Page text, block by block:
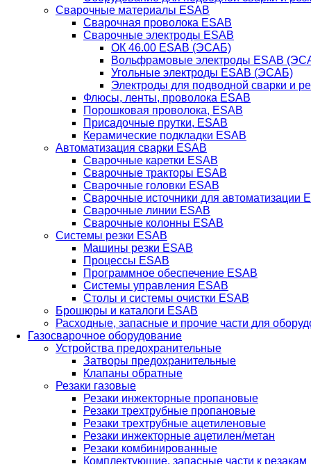
Сварочные материалы ESAB
Сварочная проволока ESAB
Сварочные электроды ESAB
ОК 46.00 ESAB (ЭСАБ)
Вольфрамовые электроды ESAB
Угольные электроды ESAB (ЭСАБ)
Электроды для подводной сварки и
Флюсы, ленты, проволока ESAB
Порошковая проволока, ESAB
Присадочные прутки, ESAB
Керамические подкладки ESAB
Автоматизация сварки ESAB
Сварочные каретки ESAB
Сварочные тракторы ESAB
Сварочные головки ESAB
Сварочные источники для автоматизации
Сварочные линии ESAB
Сварочные колонны ESAB
Системы резки ESAB
Машины резки ESAB
Процессы ESAB
Программное обеспечение ESAB
Системы управления ESAB
Столы и системы очистки ESAB
Брошюры и каталоги ESAB
Расходные, запасные и прочие части для
Газосварочное оборудование
Устройства предохранительные
Затворы предохранительные
Клапаны обратные
Резаки газовые
Резаки инжекторные пропановые
Резаки трехтрубные пропановые
Резаки трехтрубные ацетиленовые
Резаки инжекторные ацетилен/метан
Резаки комбинированные
Комплектующие, запасные части к резакам